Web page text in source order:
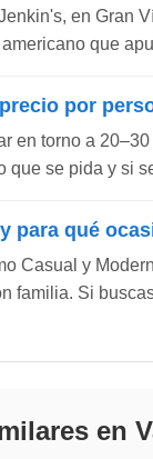
en Gran
que
por
en torno a
que se pida y si
para qué
Casual y
familia. Si
en